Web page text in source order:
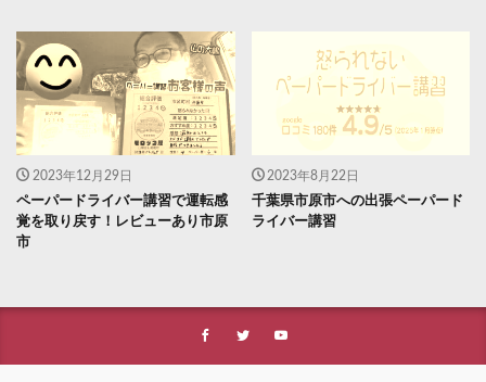
2023年12月29日
ペーパードライバー講習で運転感
覚を取り戻す！レビューあり市原
市
2023年8月22日
千葉県市原市への出張ペーパード
ライバー講習